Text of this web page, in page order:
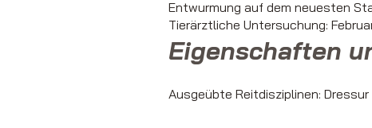
Entwurmung auf dem neuesten
Tierärztliche Untersuchung:
Eigenschaften
Ausgeübte Reitdisziplinen: